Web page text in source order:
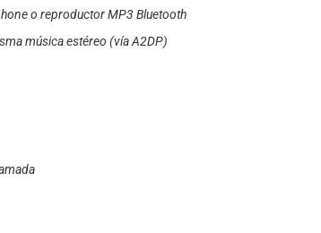
o reproductor MP3 Bluetooth
música estéreo (vía A2DP)